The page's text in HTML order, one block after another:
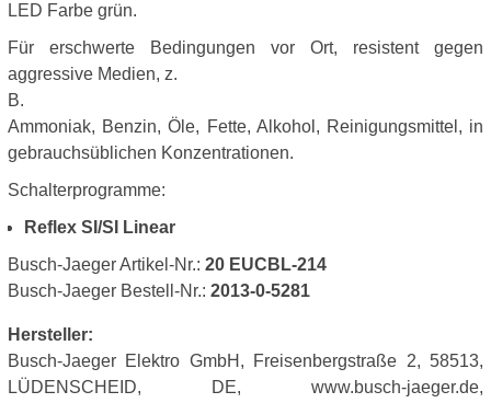
LED Farbe grün.
Für erschwerte Bedingungen vor Ort, resistent gegen
aggressive Medien, z.
B.
Ammoniak, Benzin, Öle, Fette, Alkohol, Reinigungsmittel, in
gebrauchsüblichen Konzentrationen.
Schalterprogramme:
Reflex SI/SI Linear
Busch-Jaeger Artikel-Nr.: 20 EUCBL-214
Busch-Jaeger Bestell-Nr.: 2013-0-5281
Hersteller:
Busch-Jaeger Elektro GmbH, Freisenbergstraße 2, 58513,
LÜDENSCHEID, DE, www.busch-jaeger.de,